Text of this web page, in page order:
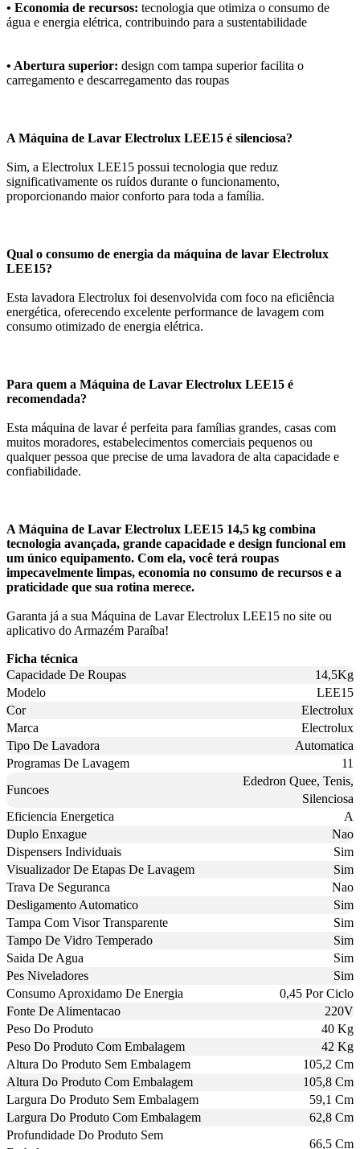
• Economia de recursos: tecnologia que otimiza o consumo de
água e energia elétrica, contribuindo para a sustentabilidade
• Abertura superior: design com tampa superior facilita o
carregamento e descarregamento das roupas
A Máquina de Lavar Electrolux LEE15 é silenciosa?
Sim, a Electrolux LEE15 possui tecnologia que reduz
significativamente os ruídos durante o funcionamento,
proporcionando maior conforto para toda a família.
Qual o consumo de energia da máquina de lavar Electrolux
LEE15?
Esta lavadora Electrolux foi desenvolvida com foco na eficiência
energética, oferecendo excelente performance de lavagem com
consumo otimizado de energia elétrica.
Para quem a Máquina de Lavar Electrolux LEE15 é
recomendada?
Esta máquina de lavar é perfeita para famílias grandes, casas com
muitos moradores, estabelecimentos comerciais pequenos ou
qualquer pessoa que precise de uma lavadora de alta capacidade e
confiabilidade.
A Máquina de Lavar Electrolux LEE15 14,5 kg combina
tecnologia avançada, grande capacidade e design funcional em
um único equipamento. Com ela, você terá roupas
impecavelmente limpas, economia no consumo de recursos e a
praticidade que sua rotina merece.
Garanta já a sua Máquina de Lavar Electrolux LEE15 no site ou
aplicativo do Armazém Paraíba!
Ficha técnica
Capacidade De Roupas
14,5Kg
Modelo
LEE15
Cor
Electrolux
Marca
Electrolux
Tipo De Lavadora
Automatica
Programas De Lavagem
11
Funcoes
Ededron Quee, Tenis,
Silenciosa
Eficiencia Energetica
A
Duplo Enxague
Nao
Dispensers Individuais
Sim
Visualizador De Etapas De Lavagem
Sim
Trava De Seguranca
Nao
Desligamento Automatico
Sim
Tampa Com Visor Transparente
Sim
Tampo De Vidro Temperado
Sim
Saida De Agua
Sim
Pes Niveladores
Sim
Consumo Aproxidamo De Energia
0,45 Por Ciclo
Fonte De Alimentacao
220V
Peso Do Produto
40 Kg
Peso Do Produto Com Embalagem
42 Kg
Altura Do Produto Sem Embalagem
105,2 Cm
Altura Do Produto Com Embalagem
105,8 Cm
Largura Do Produto Sem Embalagem
59,1 Cm
Largura Do Produto Com Embalagem
62,8 Cm
Profundidade Do Produto Sem
66,5 Cm